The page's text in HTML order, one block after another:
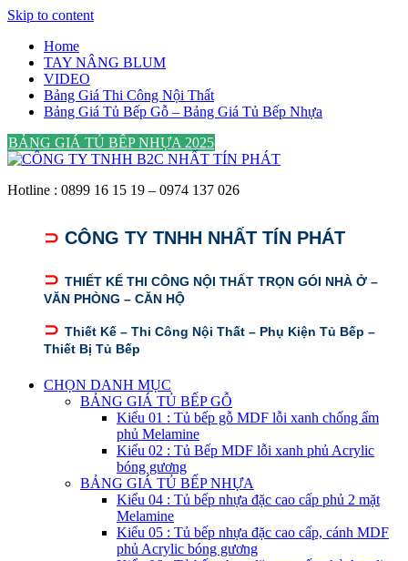
Skip to content
Home
TAY NÂNG BLUM
VIDEO
Bảng Giá Thi Công Nội Thất
Bảng Giá Tủ Bếp Gỗ – Bảng Giá Tủ Bếp Nhựa
BẢNG GIÁ TỦ BẾP NHỰA 2025
Hotline : 0899 16 15 19 – 0974 137 026
⊃ CÔNG TY TNHH NHẤT TÍN PHÁT
⊃ THIẾT KẾ THI CÔNG NỘI THẤT TRỌN GÓI NHÀ Ở –
VĂN PHÒNG – CĂN HỘ
⊃ Thiết Kế – Thi Công Nội Thất – Phụ Kiện Tủ Bếp –
Thiết Bị Tủ Bếp
CHỌN DANH MỤC
BẢNG GIÁ TỦ BẾP GỖ
Kiểu 01 : Tủ bếp gỗ MDF lỗi xanh chống ẩm
phủ Melamine
Kiểu 02 : Tủ Bếp MDF lỗi xanh phủ Acrylic
bóng gương
BẢNG GIÁ TỦ BẾP NHỰA
Kiểu 04 : Tủ bếp nhựa đặc cao cấp phủ 2 mặt
Melamine
Kiểu 05 : Tủ bếp nhựa đặc cao cấp, cánh MDF
phủ Acrylic bóng gương